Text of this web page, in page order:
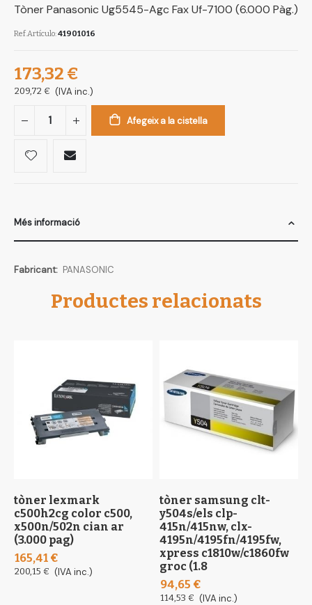
Tòner Panasonic Ug5545-Agc Fax Uf-7100 (6.000 Pàg.)
Ref.Artículo 41901016
173,32 €
209,72 € (IVA inc.)
Afegeix a la cistella
Més informació
Més
PANASONIC
Productes relacionats
tòner lexmark
c500h2cg color c500,
x500n/502n cian ar
(3.000 pag)
165,41 €
200,15 € (IVA inc.)
tòner samsung clt-
y504s/els clp-
415n/415nw, clx-
4195n/4195fn/4195fw,
xpress c1810w/c1860fw
groc (1.8
94,65 €
114,53 € (IVA inc.)